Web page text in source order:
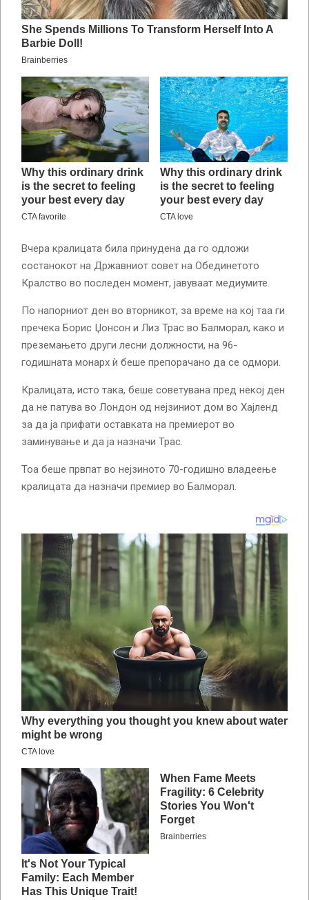
Вчера кралицата била принудена да го одложи
состанокот на Државниот совет на Обединетото
Кралство во последен момент, јавуваат медиумите.
По напорниот ден во вторникот, за време на кој таа ги
пречека Борис Џонсон и Лиз Трас во Балморал, како и
преземањето други лесни должности, на 96-
годишната монарх ѝ беше препорачано да се одмори.
Кралицата, исто така, беше советувана пред некој ден
да не патува во Лондон од нејзиниот дом во Хајленд
за да ја прифати оставката на премиерот во
заминување и да ја назначи Трас.
Тоа беше првпат во нејзиното 70-годишно владеење
кралицата да назначи премиер во Балморал.